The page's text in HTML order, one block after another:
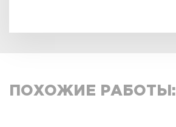
ПОХОЖИЕ РАБОТЫ: